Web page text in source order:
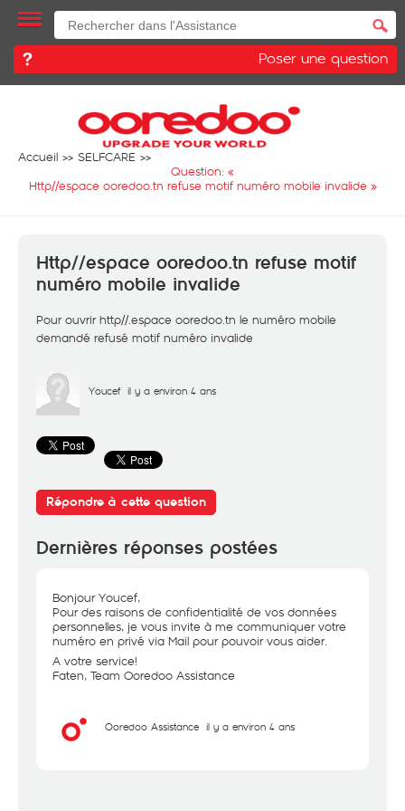
Poser une question
Accueil
SELFCARE
Question: «
Http//espace ooredoo.tn refuse motif numéro mobile invalide »
Http//espace ooredoo.tn refuse motif
numéro mobile invalide
Pour ouvrir http//.espace ooredoo.tn le numéro mobile
demandé refusé motif numéro invalide
Youcef il y a environ 4 ans
Répondre à cette question
Dernières réponses postées
Bonjour Youcef,
Pour des raisons de confidentialité de vos données
personnelles, je vous invite à me communiquer votre
numéro en privé via Mail pour pouvoir vous aider.
A votre service!
Faten, Team Ooredoo Assistance
Ooredoo Assistance il y a environ 4 ans